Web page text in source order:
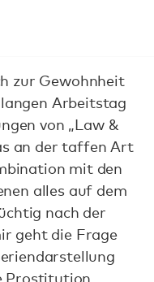
zur Gewohnheit
Arbeitstag
von „Law &
an der taffen Art
mit den
alles auf dem
nach der
geht die Frage
Prostitution